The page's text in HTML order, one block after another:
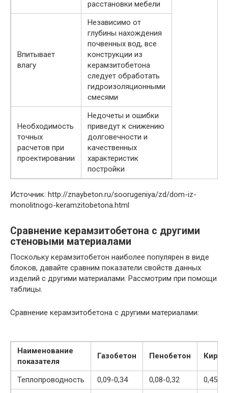
расстановки мебели
Впитывает
влагу
Независимо от
глубины нахождения
почвенных вод, все
конструкции из
керамзитобетона
следует обработать
гидроизоляционными
смесями
Необходимость
точных
расчетов при
проектировании
Недочеты и ошибки
приведут к снижению
долговечности и
качественных
характеристик
постройки
Источник: http://znaybeton.ru/soorugeniya/zd/dom-iz-
monolitnogo-keramzitobetona.html
Сравнение керамзитобетона с другими
стеновыми материалами
Поскольку керамзитобетон наиболее популярен в виде
блоков, давайте сравним показатели свойств данных
изделий с другими материалами. Рассмотрим при помощи
таблицы.
Сравнение керамзитобетона с другими материалами:
Наименование
показателя
Газобетон Пенобетон
Теплопроводность 0,09-0,34 0,08-0,32
0,45-